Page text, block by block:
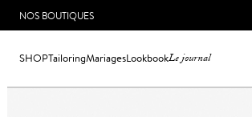
NOS BOUTIQUES
SHOPTailoringMariagesLookbookLe journal